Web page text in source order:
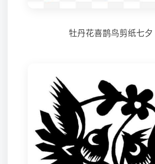
牡丹花喜鹊鸟剪纸七夕